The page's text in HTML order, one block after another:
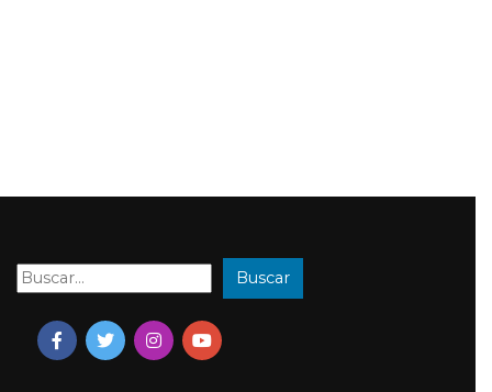
Buscar: Buscar